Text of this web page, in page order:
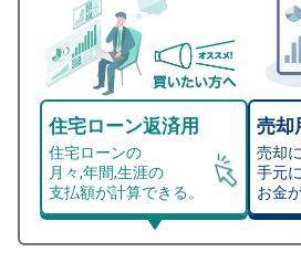
住宅ローン返済用
住宅ローンの
月々,年間,生涯の
支払額が計算できる。
売却
売却
手元
お金
総支払額シミュ
マンション売却シ